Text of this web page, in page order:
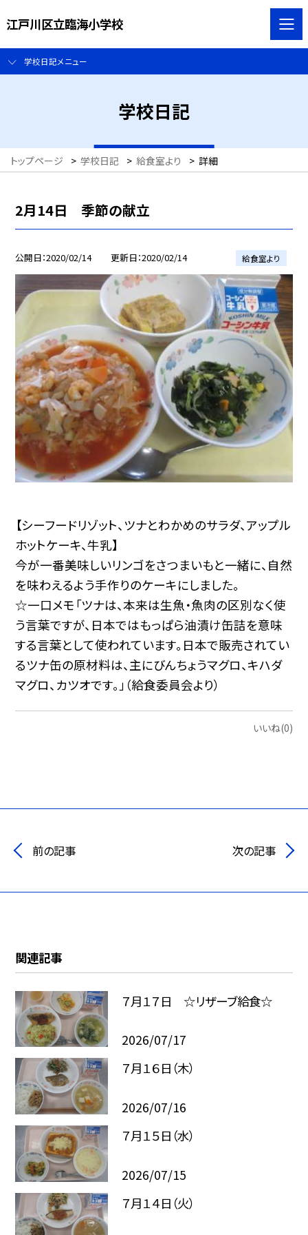
江戸川区立臨海小学校
学校日記メニュー
学校日記
トップページ > 学校日記 > 給食室より > 詳細
2月14日 季節の献立
公開日 2020/02/14 更新日 2020/02/14 給食室より
【シーフードリゾット、ツナとわかめのサラダ、アップル
ホットケーキ、牛乳】
今が一番美味しいリンゴをさつまいもと一緒に、自然
を味わえるよう手作りのケーキにしました。
☆一口メモ「ツナは、本来は生魚・魚肉の区別なく使
う言葉ですが、日本ではもっぱら油漬け缶詰を意味
する言葉として使われています。日本で販売されてい
るツナ缶の原材料は、主にびんちょうマグロ、キハダ
マグロ、カツオです。」（給食委員会より）
いいね(0)
前の記事 次の記事
関連記事
７月１７日 ☆リザーブ給食☆
2026/07/17
７月１６日（木）
2026/07/16
７月１５日（水）
2026/07/15
７月１４日（火）